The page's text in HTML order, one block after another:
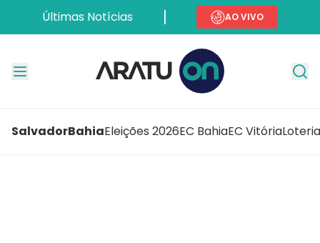
Últimas Notícias AO VIVO
SalvadorBahiaEleições 2026EC BahiaEC Vitória